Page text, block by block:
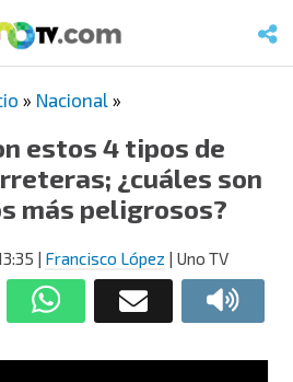
» Nacional »
estos 4 tipos de
¿cuáles son
más peligrosos?
| Francisco López | Uno TV